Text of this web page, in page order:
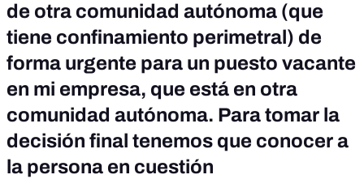
de otra comunidad autónoma (que
tiene confinamiento perimetral) de
forma urgente para un puesto vacante
en mi empresa, que está en otra
comunidad autónoma. Para tomar la
decisión final tenemos que conocer a
la persona en cuestión